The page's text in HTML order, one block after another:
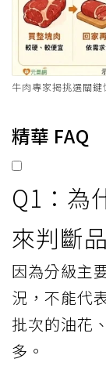
牛肉專家揭挑選關
精華 FAQ
Q1：為
來判斷
因為分級主
況，不能代
批次的油花
多。